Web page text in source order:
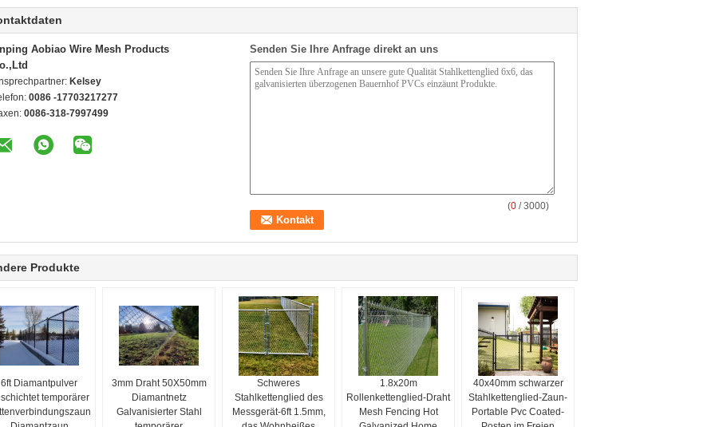
Aobiao Wire Mesh Products
Kelsey
0086 -17703217277
0086-318-7997499
Senden Sie Ihre Anfrage direkt an uns
(0 / 3000)
Produkte
6ft Diamantpulver
temporärer
3mm Draht 50X50mm
Diamantnetz
Galvanisierter Stahl
Schweres
Stahlkettenglied des
Messgerät-6ft 1.5mm,
1.8x20m
Rollenkettenglied-Draht
Mesh Fencing Hot
40x40mm schwarzer
Stahlkettenglied-Zaun-
Portable Pvc Coated-